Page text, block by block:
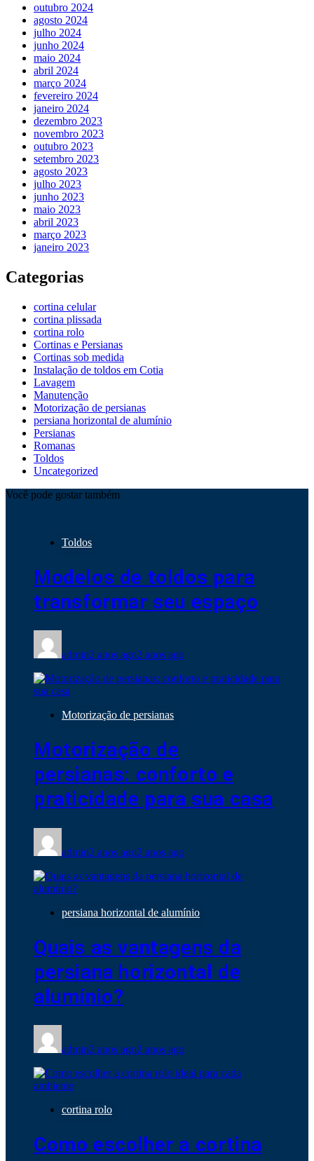
outubro 2024
agosto 2024
julho 2024
junho 2024
maio 2024
abril 2024
março 2024
fevereiro 2024
janeiro 2024
dezembro 2023
novembro 2023
outubro 2023
setembro 2023
agosto 2023
julho 2023
junho 2023
maio 2023
abril 2023
março 2023
janeiro 2023
Categorias
cortina celular
cortina plissada
cortina rolo
Cortinas e Persianas
Cortinas sob medida
Instalação de toldos em Cotia
Lavagem
Manutenção
Motorização de persianas
persiana horizontal de alumínio
Persianas
Romanas
Toldos
Uncategorized
Você pode gostar também
Toldos
Modelos de toldos para
transformar seu espaço
admin2 anos ago2 anos ago
Motorização de persianas
Motorização de
persianas: conforto e
praticidade para sua casa
admin2 anos ago2 anos ago
persiana horizontal de alumínio
Quais as vantagens da
persiana horizontal de
alumínio?
admin2 anos ago2 anos ago
cortina rolo
Como escolher a cortina